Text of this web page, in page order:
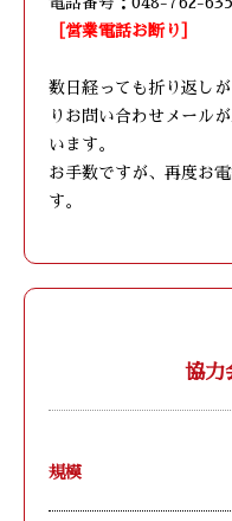
［営業電話お断り］
数日経っても折り返し
りお問い合わせメール
います。
お手数ですが、再度お
す。
協力
規模